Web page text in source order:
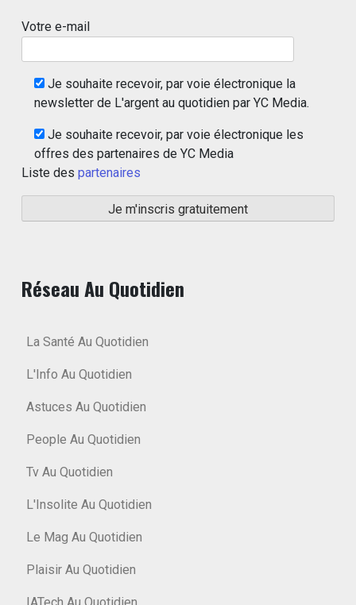
Votre e-mail
Je souhaite recevoir, par voie électronique la
newsletter de L'argent au quotidien par YC Media.
Je souhaite recevoir, par voie électronique les
offres des partenaires de YC Media
Liste des partenaires
Réseau Au Quotidien
La Santé Au Quotidien
L'Info Au Quotidien
Astuces Au Quotidien
People Au Quotidien
Tv Au Quotidien
L'Insolite Au Quotidien
Le Mag Au Quotidien
Plaisir Au Quotidien